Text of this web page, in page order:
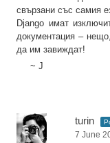
свързани със самия
Django имат
документация –
да им завиждат!
~ J
turin
7 June